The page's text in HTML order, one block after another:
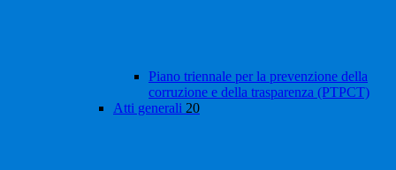
Piano triennale per la prevenzione della
corruzione e della trasparenza (PTPCT)
Atti generali 20